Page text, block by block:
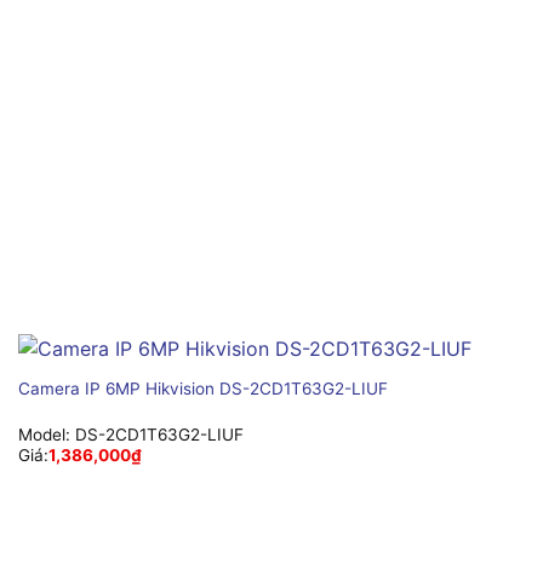
Camera IP 6MP Hikvision DS-2CD1T63G2-LIUF
Model: DS-2CD1T63G2-LIUF
Giá:1,386,000₫